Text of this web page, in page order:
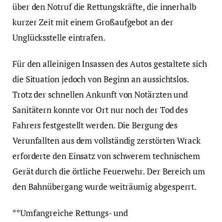
über den Notruf die Rettungskräfte, die innerhalb
kurzer Zeit mit einem Großaufgebot an der
Unglücksstelle eintrafen.
Für den alleinigen Insassen des Autos gestaltete sich
die Situation jedoch von Beginn an aussichtslos.
Trotz der schnellen Ankunft von Notärzten und
Sanitätern konnte vor Ort nur noch der Tod des
Fahrers festgestellt werden. Die Bergung des
Verunfallten aus dem vollständig zerstörten Wrack
erforderte den Einsatz von schwerem technischem
Gerät durch die örtliche Feuerwehr. Der Bereich um
den Bahnübergang wurde weiträumig abgesperrt.
**Umfangreiche Rettungs- und